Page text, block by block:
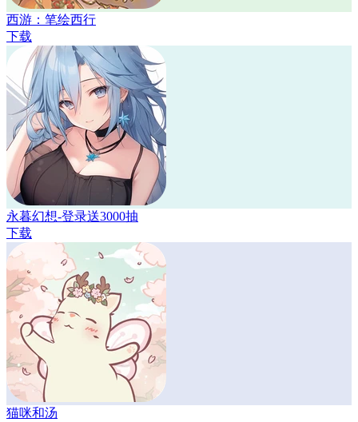
西游：笔绘西行
下载
永暮幻想-登录送3000抽
下载
猫咪和汤